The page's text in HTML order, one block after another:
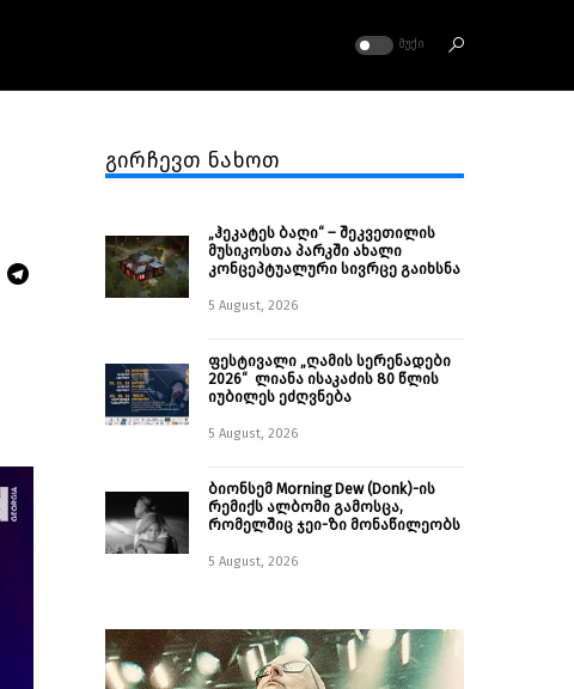
ᲛᲣᲥᲘ
გირჩევთ ნახოთ
„ჰეკატეს ბაღი“ – შეკვეთილის
მუსიკოსთა პარკში ახალი
კონცეპტუალური სივრცე გაიხსნა ￼
5 August, 2026
ფესტივალი „ღამის სერენადები
2026“ ლიანა ისაკაძის 80 წლის
იუბილეს ეძღვნება
5 August, 2026
ბიონსემ Morning Dew (Donk)-ის
რემიქს ალბომი გამოსცა,
რომელშიც ჯეი-ზი მონაწილეობს
5 August, 2026